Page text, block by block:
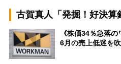
古賀真人「発掘！好決算
《株価34％急落
6月の売上低迷を